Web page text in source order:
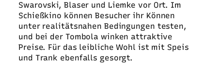
Swarovski, Blaser und Liemke vor Ort. Im
Schießkino können Besucher ihr Können
unter realitätsnahen Bedingungen testen,
und bei der Tombola winken attraktive
Preise. Für das leibliche Wohl ist mit Speis
und Trank ebenfalls gesorgt.